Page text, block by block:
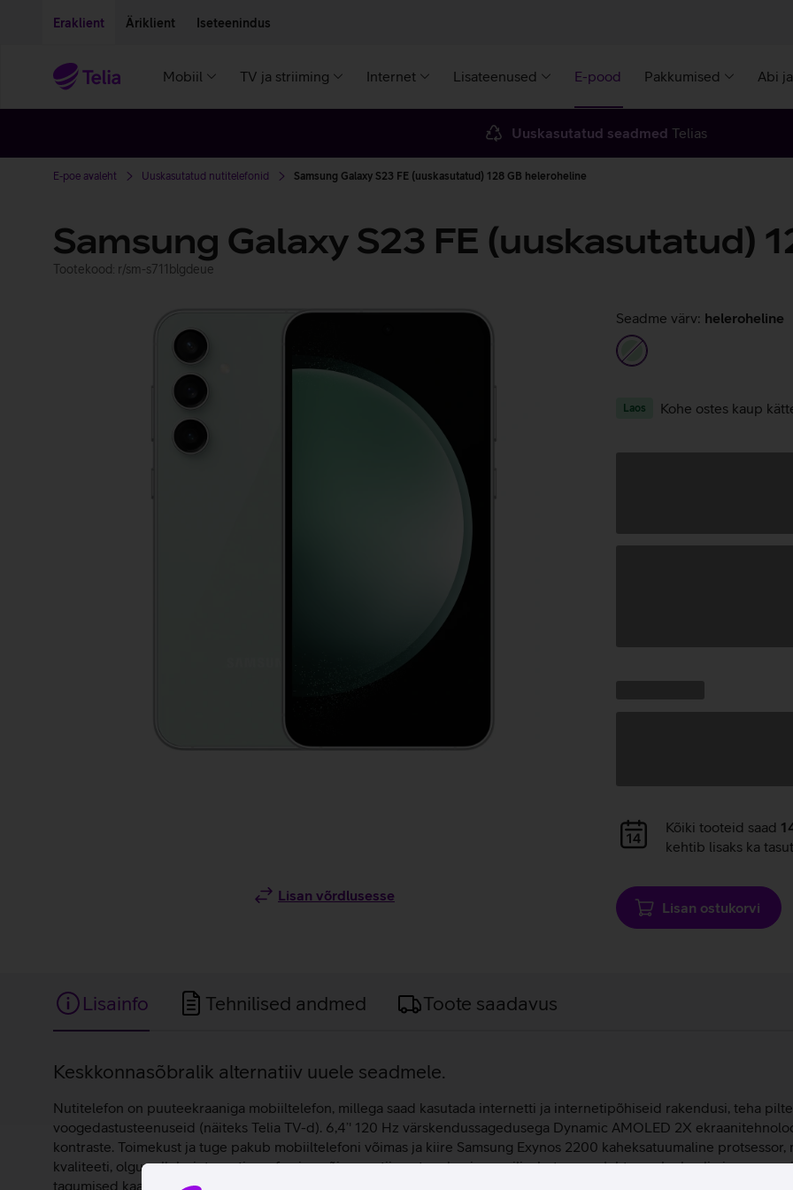
Eraklient Äriklient Iseteenindus
Mobiil TV ja striiming Internet Lisateenused E-pood Pakkumised Abi
Uuskasutatud seadmed Telias
E-poe avaleht Uuskasutatud nutitelefonid Samsung Galaxy S23 FE (uuskasutatud) 128 GB heleroheline
Samsung Galaxy S23 FE (uuskasutatud)
Tootekood: r/sm-s711blgdeue
Lisan võrdlusesse
Seadme värv: heleroheline
heleroheline
Laos Kohe ostes kaup
Andmete
laadimine
Kõiki tooteid saad
kehtib lisaks ka
Lisan ostukorvi
Lisainfo Tehnilised andmed Toote saadavus
Lisainfo
Keskkonnasõbralik alternatiiv uuele seadmele.
Nutitelefon on puuteekraaniga mobiiltelefon, millega saad kasutada internetti ja internetipõhiseid rakendusi, teha
voogedastusteenuseid (näiteks Telia TV-d). 6,4’' 120 Hz värskendussagedusega Dynamic AMOLED 2X
kontraste. Toimekust ja tuge pakub mobiiltelefoni võimas ja kiire Samsung Exynos 2200 kaheksatuumaline
kvaliteeti, olgu selleks internetis surfamine või operatiivne tegelemine meilivahetusega. Juhtmevaba laadimisega
tagumised kaamerad, mis teevad erksaid ja selgeid fotosid ka pimedas. Seadmega on võimalik salvestada detailset 8K